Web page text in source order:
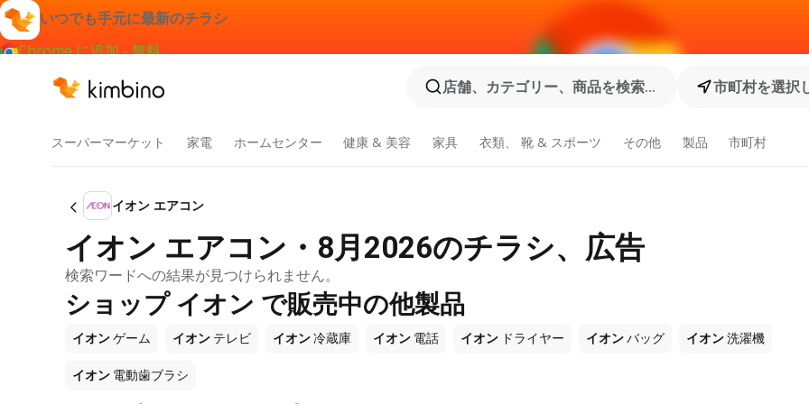
いつでも手元に最新のチラシ
Chrome に追加 - 無料
店舗、カテゴリー、商品を検索...
市町村を選択
スーパーマーケット 家電 ホームセンター 健康 & 美容 家具 衣類、 靴 & スポーツ その他 製品 市町村
イオン エアコン
イオン エアコン・8月2026のチラシ、広告
検索ワードへの結果が見つけられません。
ショップ イオン で販売中の他製品
イオンゲーム イオン テレビ イオン冷蔵庫 イオン 電話 イオン ドライヤー イオンバッグ イオン洗濯機
イオン 電動歯ブラシ